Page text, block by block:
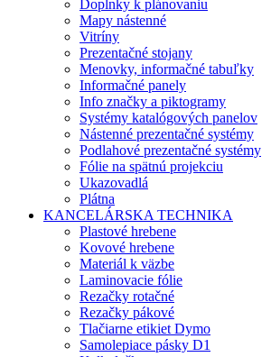
Doplnky k plánovaniu
Mapy nástenné
Vitríny
Prezentačné stojany
Menovky, informačné tabuľky
Informačné panely
Info značky a piktogramy
Systémy katalógových panelov
Nástenné prezentačné systémy
Podlahové prezentačné systémy
Fólie na spätnú projekciu
Ukazovadlá
Plátna
KANCELÁRSKA TECHNIKA
Plastové hrebene
Kovové hrebene
Materiál k väzbe
Laminovacie fólie
Rezačky rotačné
Rezačky pákové
Tlačiarne etikiet Dymo
Samolepiace pásky D1